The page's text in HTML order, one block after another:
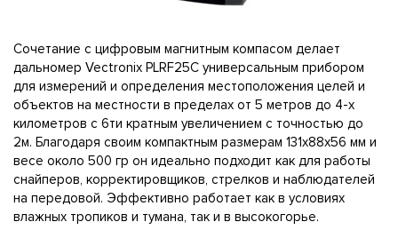
Cочетание с цифровым магнитным компасом делает
дальномер Vectronix PLRF25C универсальным прибором
для измерений и определения местоположения целей и
объектов на местности в пределах от 5 метров до 4-х
километров с 6ти кратным увеличением с точностью до
2м. Благодаря своим компактным размерам 131х88х56 мм и
весе около 500 гр он идеально подходит как для работы
снайперов, корректировщиков, стрелков и наблюдателей
на передовой. Эффективно работает как в условиях
влажных тропиков и тумана, так и в высокогорье.